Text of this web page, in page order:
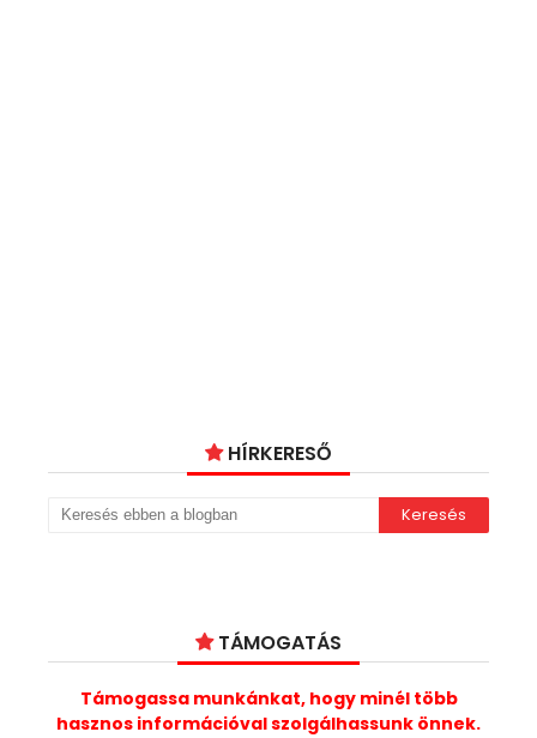
HÍRKERESŐ
TÁMOGATÁS
Támogassa munkánkat, hogy minél több
hasznos információval szolgálhassunk önnek.